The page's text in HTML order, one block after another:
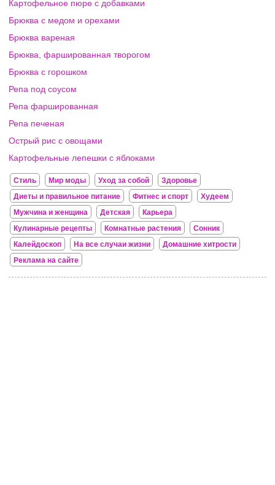
Картофельное пюре с добавками
Брюква с медом и орехами
Брюква вареная
Брюква, фаршированная творогом
Брюква с горошком
Репа под соусом
Репа фаршированная
Репа печеная
Острый рис с овощами
Картофельные лепешки с яблоками
Стиль Мир моды Уход за собой
Здоровье
Диеты и правильное питание
Фитнес и спорт
Худеем
Мужчина и женщина
Детская
Карьера
Кулинарные рецепты
Комнатные растения
Сонник
Калейдоскоп
На все случаи жизни
Домашние хитрости
Реклама на сайте